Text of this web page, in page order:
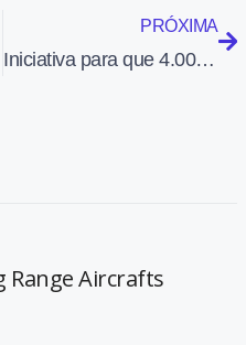
PRÓXIMA
Iniciativa para que 4.000 escolares de Primaria de la región de Murcia viajen gratis a Madrid y conozcan cómo funciona el aeropuerto de Barajas
Range Aircrafts